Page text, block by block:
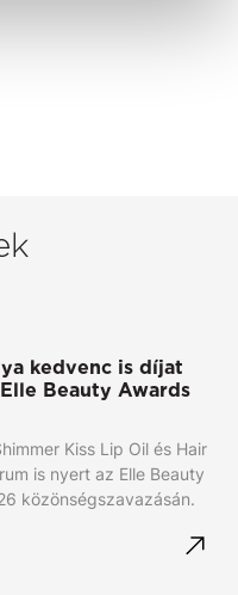
kedvenc is díjat
Beauty Awards
Kiss Lip Oil és Hair
is nyert az Elle Beauty
közönségszavazásán.